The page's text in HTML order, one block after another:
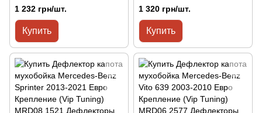
1 232 грн/шт.
Купить
1 320 грн/шт.
Купить